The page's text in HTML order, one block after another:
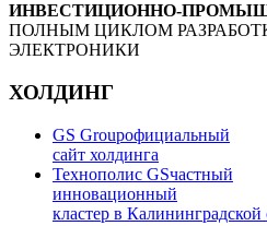
ИНВЕСТИЦИОННО-
ПОЛНЫМ ЦИКЛОМ
ЭЛЕКТРОНИКИ
ХОЛДИНГ
GS Groupофициальный
сайт холдинга
Технополис GSчастный
инновационный
кластер в Калининградской